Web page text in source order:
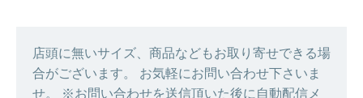
店頭に無いサイズ、商品などもお取り寄せできる場
合がございます。 お気軽にお問い合わせ下さいま
せ。 ※お問い合わせを送信頂いた後に自動配信メ